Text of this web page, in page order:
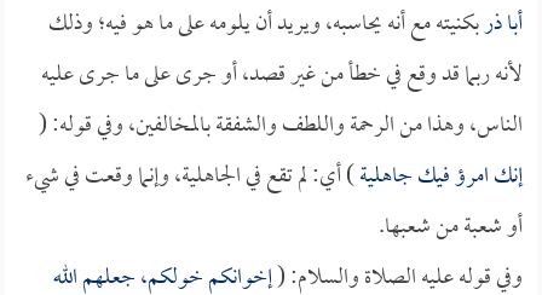
أبا ذربكنيته مع أنه يحاسبه، ويريد أن يلومه على ما هو فيه؛ وذلك
لأنه ربما قد وقع في خطأ من غير قصد، أو جرى على ما جرى عليه
الناس، وهذا من الرحمة واللطف والشفقة بالمخالفين، وفي قوله: (
إنك امرؤ فيك جاهلية) أي: لم تقع في الجاهلية، وإنما وقعت في شيء
أو شعبة من شعبها.
وفي قوله عليه الصلاة والسلام: (إخوانكم خولكم، جعلهم الله